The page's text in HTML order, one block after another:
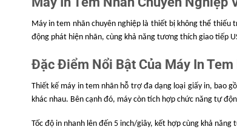
Mã vạch hỗ trợ
CODABAR,
UPCE+2, UPC-
PLESSEY,
Bộ ký tự
Phóng đại kí tự & xoay
Phóng đại 1 ~ 10
Máy in tem nhãn chuyên nghiệp là thiết bị không thể thiếu
động phát hiện nhãn, cùng khả năng tương thích giao tiếp
Đặc Điểm Nổi Bật Của Máy In Tem
Thiết kế máy in tem nhãn hỗ trợ đa dạng loại giấy in, bao
khác nhau. Bên cạnh đó, máy còn tích hợp chức năng tự
Tốc độ in nhanh lên đến 5 inch/giây, kết hợp cùng khả